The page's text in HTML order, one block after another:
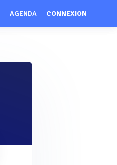
AGENDA CONNEXION